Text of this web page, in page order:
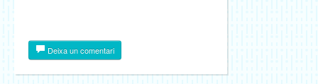
Deixa un comentari